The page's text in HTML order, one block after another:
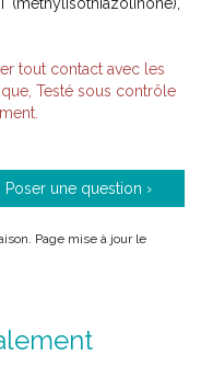
tout contact avec les
Testé sous contrôle
Poser une question ›
Page mise à jour le